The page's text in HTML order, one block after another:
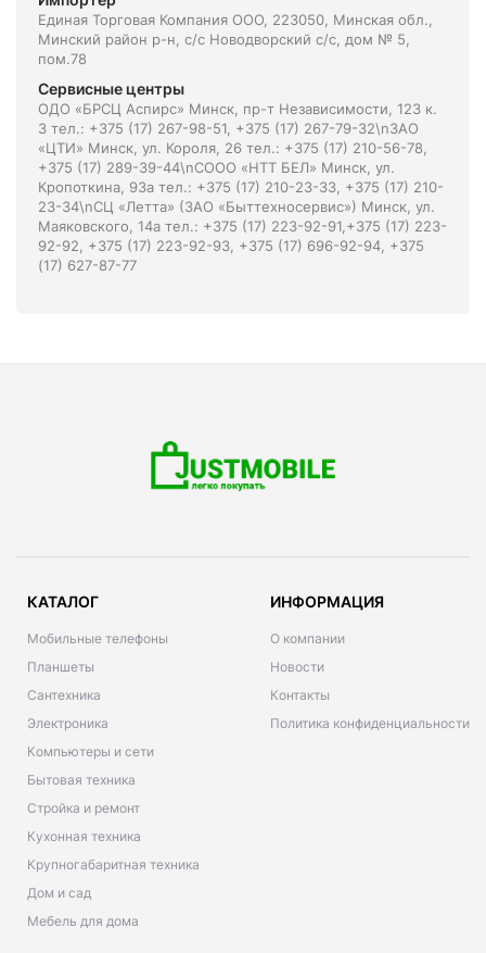
Единая Торговая Компания ООО, 223050, Минская обл.,
Минский район р-н, с/с Новодворский с/с, дом № 5,
пом.78
Сервисные центры
ОДО «БРСЦ Аспирс» Минск, пр-т Независимости, 123 к.
3 тел.: +375 (17) 267-98-51, +375 (17) 267-79-32\nЗАО
«ЦТИ» Минск, ул. Короля, 26 тел.: +375 (17) 210-56-78,
+375 (17) 289-39-44\nСООО «НТТ БЕЛ» Минск, ул.
Кропоткина, 93а тел.: +375 (17) 210-23-33, +375 (17) 210-
23-34\nСЦ «Летта» (ЗАО «Быттехносервис») Минск, ул.
Маяковского, 14а тел.: +375 (17) 223-92-91,+375 (17) 223-
92-92, +375 (17) 223-92-93, +375 (17) 696-92-94, +375
(17) 627-87-77
КАТАЛОГ
Мобильные телефоны
Планшеты
Сантехника
Электроника
Компьютеры и сети
Бытовая техника
Стройка и ремонт
Кухонная техника
Крупногабаритная техника
Дом и сад
Мебель для дома
ИНФОРМАЦИЯ
О компании
Новости
Контакты
Политика конфиденциальности